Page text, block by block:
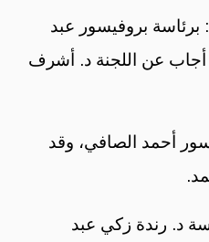
بروفيسور عبد
عن اللجنة د. أشرف
أحمد الصافي، وقد
د. رندة زكي عبد